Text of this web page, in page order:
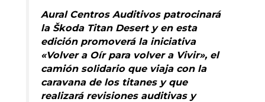
Aural Centros Auditivos patrocinará
la Škoda Titan Desert y en esta
edición promoverá la iniciativa
«Volver a Oír para volver a Vivir», el
camión solidario que viaja con la
caravana de los titanes y que
realizará revisiones auditivas y